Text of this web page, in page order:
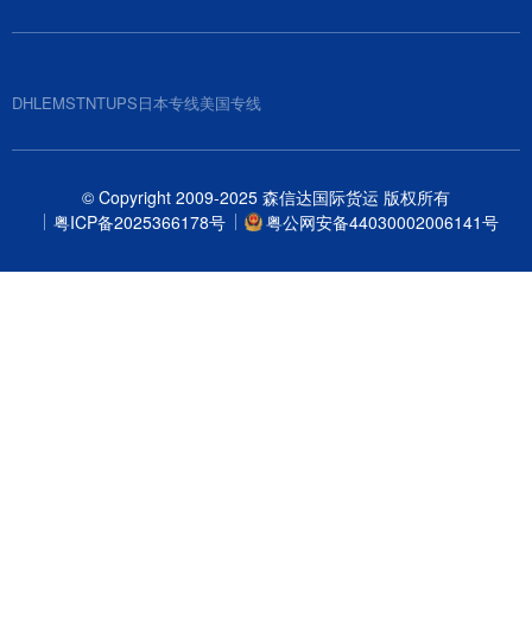
DHL EMSTNTUPS日本专线美国专线
© Copyright 2009-2025 森信达国际货运 版权所有
粤ICP备2025366178号
粤公网安备44030002006141号